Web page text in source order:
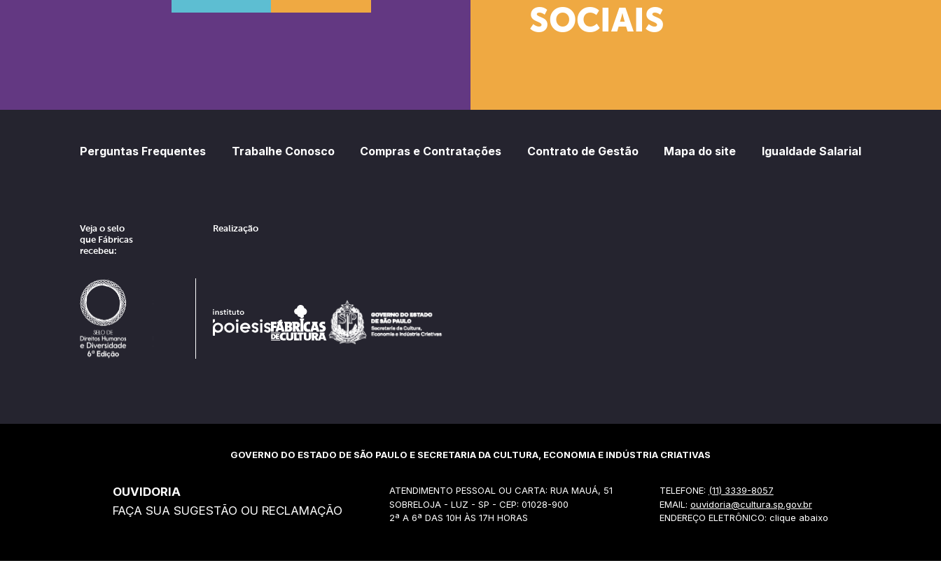
SOCIAIS
Perguntas Frequentes Trabalhe Conosco Compras e Contratações Contrato de Gestão Mapa do site Igualdade Salarial
Veja o selo
que Fábricas
recebeu:
Realização
GOVERNO DO ESTADO DE SÃO PAULO E SECRETARIA DA CULTURA, ECONOMIA E INDÚSTRIA CRIATIVAS
OUVIDORIA
FAÇA SUA SUGESTÃO OU RECLAMAÇÃO
ATENDIMENTO PESSOAL OU CARTA: RUA MAUÁ, 51
SOBRELOJA - LUZ - SP - CEP: 01028-900
2ª A 6ª DAS 10H ÀS 17H HORAS
TELEFONE: (11) 3339-8057
EMAIL: ouvidoria@cultura.sp.gov.br
ENDEREÇO ELETRÔNICO: clique abaixo